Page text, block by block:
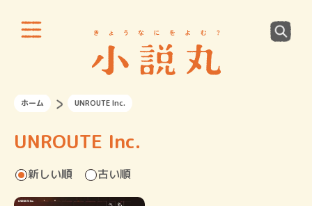
ホーム UNROUTE Inc.
UNROUTE Inc.
新しい順 古い順